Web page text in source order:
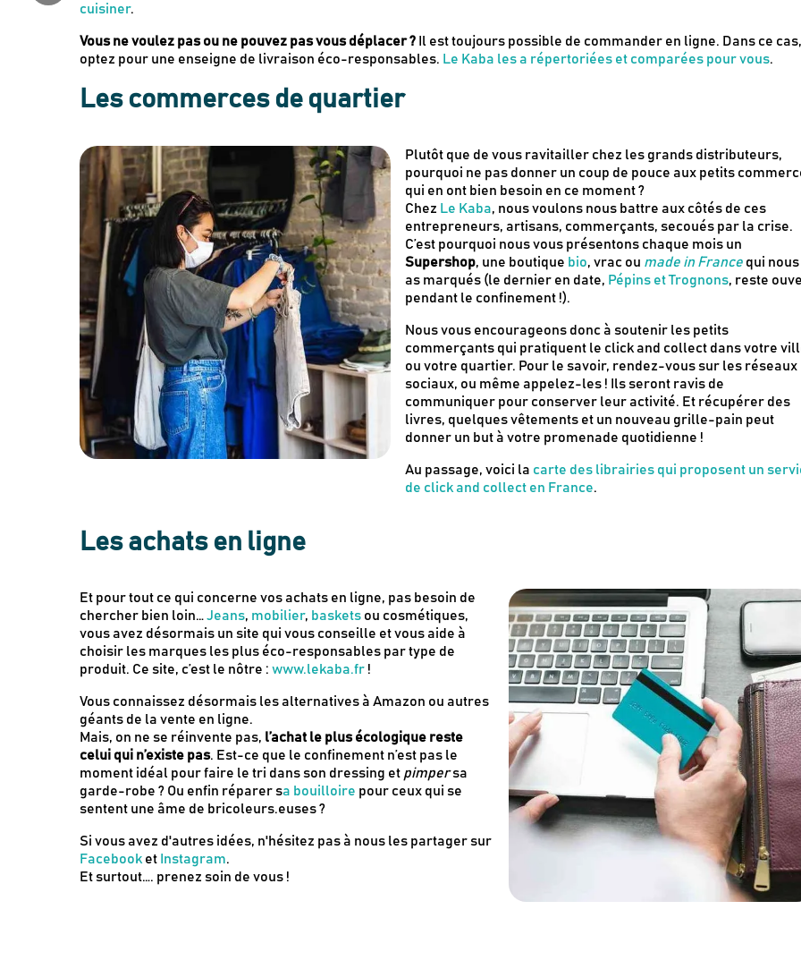
Inscrivez-vous
Nos dernières actus & codes promo
Recevez en cadeau votre livret detutos &
Le Kaba !
cuisiner.
Vous ne voulez pas ou ne pouvez pas vous déplacer ?Il est toujours possible de commander en ligne. Dans ce cas,
optez pour une enseigne de livraison éco-responsables. Le Kaba les a répertoriées et comparées pour vous.
Les commerces de quartier
Plutôt que de vous ravitailler chez les grands distributeurs,
pourquoi ne pas donner un coup de pouce aux petits
qui en ont bien besoin en ce moment ?
Chez Le Kaba, nous voulons nous battre aux côtés de ces
entrepreneurs, artisans, commerçants, secoués par la crise.
C’est pourquoi nous vous présentons chaque mois un
Supershop, une boutique bio, vrac ou made in France qui nous
as marqués (le dernier en date, Pépins et Trognons, reste
pendant le confinement !).
Nous vous encourageons donc à soutenir les petits
commerçants qui pratiquent le click and collect dans votre
ou votre quartier. Pour le savoir, rendez-vous sur les réseaux
sociaux, ou même appelez-les ! Ils seront ravis de
communiquer pour conserver leur activité. Et récupérer des
livres, quelques vêtements et un nouveau grille-pain peut
donner un but à votre promenade quotidienne !
Au passage, voici la carte des librairies qui proposent un
de click and collect en France.
Les achats en ligne
Et pour tout ce qui concerne vos achats en ligne, pas besoin de
chercher bien loin…Jeans, mobilier, basketsou cosmétiques,
vous avez désormais un site qui vous conseille et vous aide à
choisir les marques les plus éco-responsables par type de
produit. Ce site, c’est le nôtre : www.lekaba.fr!
Vous connaissez désormais les alternatives à Amazon ou autres
géants de la vente en ligne.
Mais, on ne se réinvente pas, l’achat le plus écologique reste
celui qui n’existe pas. Est-ce que le confinement n’est pas le
moment idéal pour faire le tri dans son dressing et pimpersa
garde-robe ? Ou enfin réparer sa bouilloire pour ceux qui se
sentent une âme de bricoleurs.euses ?
Si vous avez d'autres idées, n'hésitez pas à nous les partager sur
Facebook et Instagram.
Et surtout…. prenez soin de vous !